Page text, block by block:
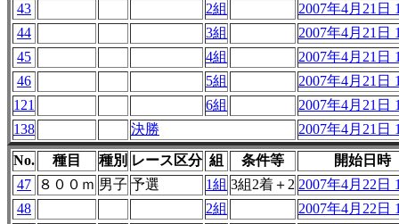
43
2組
2007年4月21日
44
3組
2007年4月21日
45
4組
2007年4月21日
46
5組
2007年4月21日
121
6組
2007年4月21日
138
決勝 2007年4月21日
No. 種目 種別 レース区分 組 条件等
開始日時
47
８００ｍ 男子 予選 1組 3組2着＋2 2007年4月22日
48
2組
2007年4月22日